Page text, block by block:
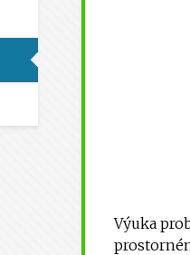
Výuka